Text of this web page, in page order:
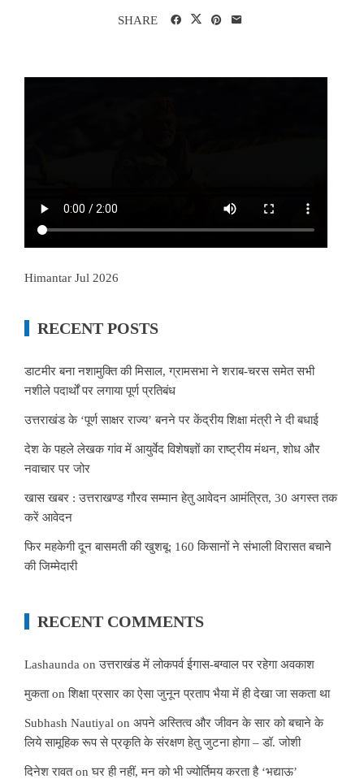
SHARE
Himantar Jul 2026
RECENT POSTS
डाटमीर बना नशामुक्ति की मिसाल, ग्रामसभा ने शराब-चरस समेत सभी
नशीले पदार्थों पर लगाया पूर्ण प्रतिबंध
उत्तराखंड के ‘पूर्ण साक्षर राज्य’ बनने पर केंद्रीय शिक्षा मंत्री ने दी बधाई
देश के पहले लेखक गांव में आयुर्वेद विशेषज्ञों का राष्ट्रीय मंथन, शोध और
नवाचार पर जोर
खास खबर : उत्तराखण्ड गौरव सम्मान हेतु आवेदन आमंत्रित, 30 अगस्त तक
करें आवेदन
फिर महकेगी दून बासमती की खुशबू: 160 किसानों ने संभाली विरासत बचाने
की जिम्मेदारी
RECENT COMMENTS
Lashaunda onउत्तराखंड में लोकपर्व ईगास-बग्वाल पर रहेगा अवकाश
मुकताonशिक्षा प्रसार का ऐसा जुनून प्रताप भैया में ही देखा जा सकता था
Subhash Nautiyal on अपने अस्तित्व और जीवन के सार को बचाने के
लिये सामूहिक रूप से प्रकृति के संरक्षण हेतु जुटना होगा – डॉ. जोशी
दिनेश रावतonघर ही नहीं, मन को भी ज्योर्तिमय करता है ‘भद्याऊ’